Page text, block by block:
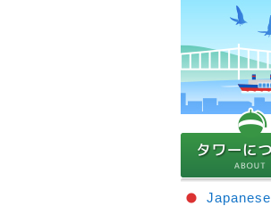
Japanese